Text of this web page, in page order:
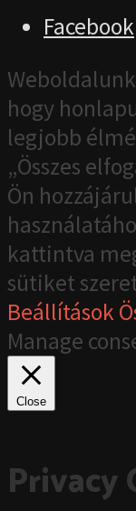
Facebook
hogy
legjobb
„Összes
Ön
kattintva
sütiket
Beállítások
Manage
Close
Privacy